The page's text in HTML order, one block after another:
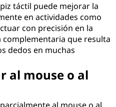
táctil puede mejorar la
en actividades como
con precisión en la
complementaria que resulta
dedos en muchas
al mouse o al